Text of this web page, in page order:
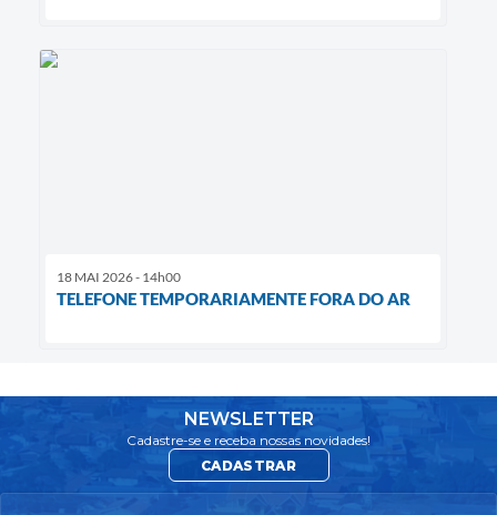
18 MAI 2026 - 14h00
TELEFONE TEMPORARIAMENTE FORA DO AR
NEWSLETTER
Cadastre-se e receba nossas novidades!
CADASTRAR